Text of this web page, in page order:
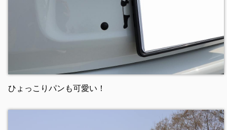
ひょっこりパンも可愛い！